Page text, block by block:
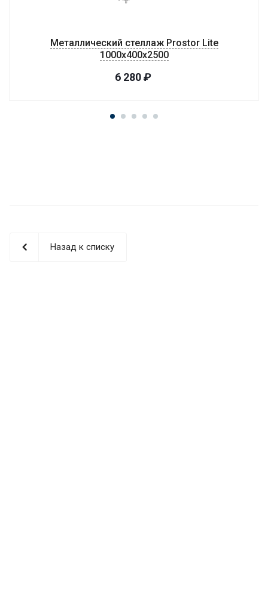
Металлический стеллаж Prostor Lite
1000x400x2500
6 280₽
Назад к списку